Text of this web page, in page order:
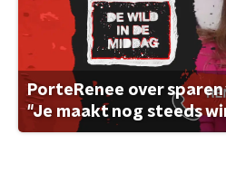
PorteRenee over
"Je maakt nog steeds